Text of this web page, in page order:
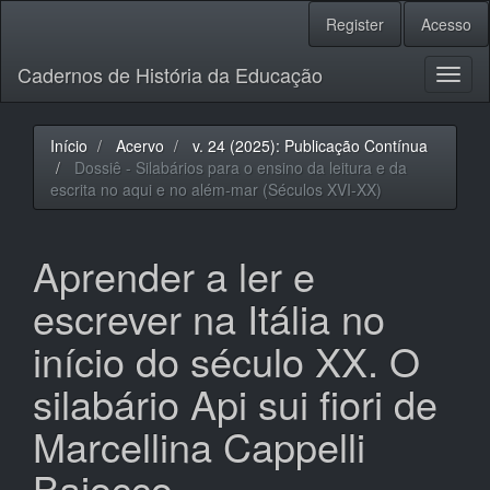
principal
Barra
Lateral
Register Acesso
Cadernos de História da Educação
Início Acervo
v. 24 (2025): Publicação Contínua
Dossiê - Silabários para o ensino da leitura e da
escrita no aqui e no além-mar (Séculos XVI-XX)
Aprender a ler e
escrever na Itália no
início do século XX. O
silabário Api sui fiori de
Marcellina Cappelli